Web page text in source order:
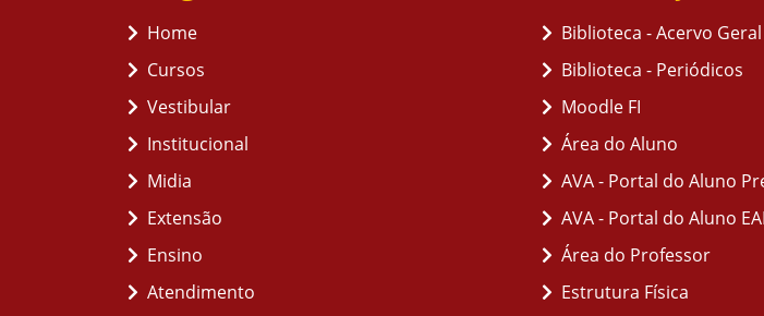
Home
Cursos
Vestibular
Institucional
Midia
Extensão
Ensino
Atendimento
Biblioteca - Acervo Geral
Biblioteca - Periódicos
Moodle FI
Área do Aluno
AVA - Portal do Aluno
AVA - Portal do Aluno
Área do Professor
Estrutura Física